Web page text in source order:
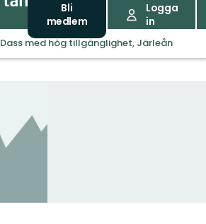
Bli
medlem
Logga
in
Dass med hög tillgänglighet, Järleån